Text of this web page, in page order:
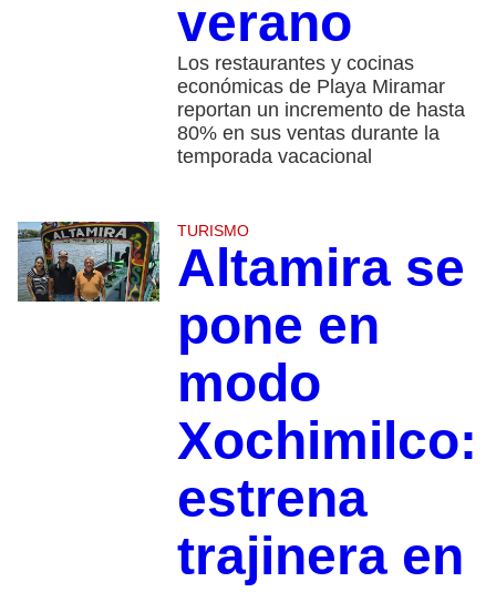
verano
Los restaurantes y cocinas
económicas de Playa Miramar
reportan un incremento de hasta
80% en sus ventas durante la
temporada vacacional
TURISMO
Altamira se
pone en
modo
Xochimilco:
estrena
trajinera en